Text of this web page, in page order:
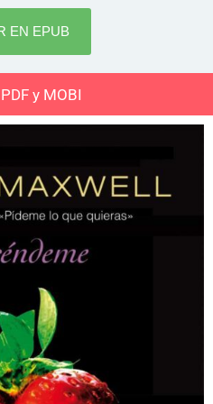
EN EPUB
y MOBI